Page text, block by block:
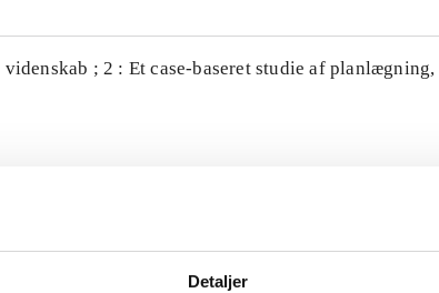
Detaljer
videnskab ; 2 : Et case-baseret studie af